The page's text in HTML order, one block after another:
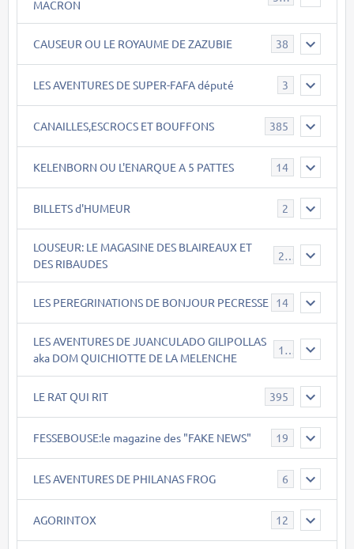
MACRON
CAUSEUR OU LE ROYAUME DE ZAZUBIE 38
LES AVENTURES DE SUPER-FAFA député 3
CANAILLES,ESCROCS ET BOUFFONS 385
KELENBORN OU L'ENARQUE A 5 PATTES 14
BILLETS d'HUMEUR 2
LOUSEUR: LE MAGASINE DES BLAIREAUX ET
DES RIBAUDES
21
LES PEREGRINATIONS DE BONJOUR PECRESSE 14
LES AVENTURES DE JUANCULADO GILIPOLLAS
aka DOM QUICHIOTTE DE LA MELENCHE
119
LE RAT QUI RIT 395
FESSEBOUSE:le magazine des "FAKE NEWS" 19
LES AVENTURES DE PHILANAS FROG 6
AGORINTOX 12